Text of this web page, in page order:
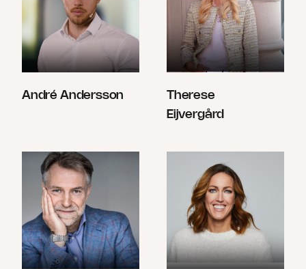
André Andersson
Therese
Eijvergård